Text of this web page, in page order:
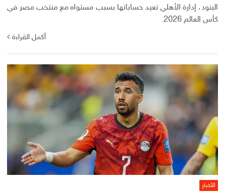
البنود، إدارة الأهلي تعيد حساباتها بسبب مستواه مع منتخب مصر في
كأس العالم 2026.
أكمل القراءة
الأخبار